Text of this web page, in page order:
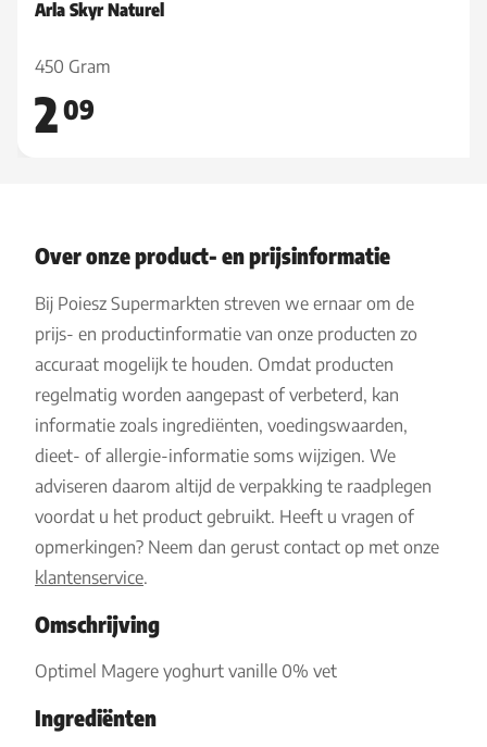
Arla Skyr Naturel
450 Gram
209
Over onze product- en prijsinformatie
Bij Poiesz Supermarkten streven we ernaar om de
prijs- en productinformatie van onze producten zo
accuraat mogelijk te houden. Omdat producten
regelmatig worden aangepast of verbeterd, kan
informatie zoals ingrediënten, voedingswaarden,
dieet- of allergie-informatie soms wijzigen. We
adviseren daarom altijd de verpakking te raadplegen
voordat u het product gebruikt. Heeft u vragen of
opmerkingen? Neem dan gerust contact op met onze
klantenservice.
Omschrijving
Optimel Magere yoghurt vanille 0% vet
Ingrediënten